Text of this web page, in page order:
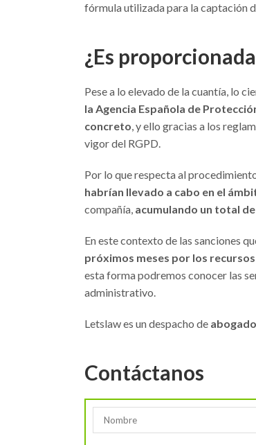
fórmula utilizada para la captación
¿Es
Pese a lo elevado de la cuantía, lo
la Agencia Española de
concreto, y ello gracias a los
vigor del RGPD.
Por lo que respecta al
habrían llevado a cabo en el
compañía, acumulando un total
En este contexto de las sanciones
próximos meses por los
esta forma podremos conocer las
administrativo.
Letslaw es un despacho de
Contáctanos